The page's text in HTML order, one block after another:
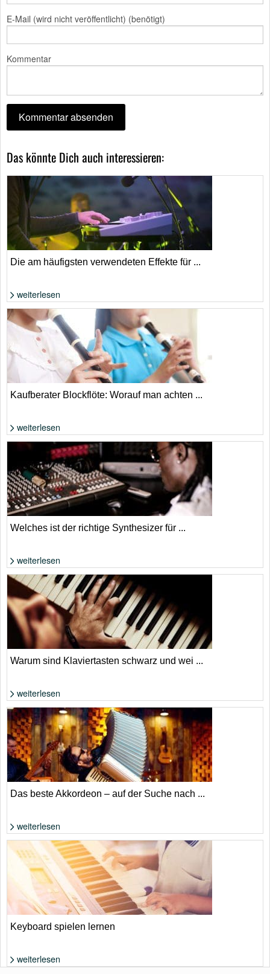
E-Mail (wird nicht veröffentlicht) (benötigt)
Kommentar
Das könnte Dich auch interessieren:
Effekte beim Synthesizer richtig einsetzen | Foto: Shutterstock von
LaineN
Die am häufigsten verwendeten Effekte für ...
weiterlesen
Foto: Shutterstock von KPG_Payless
Kaufberater Blockflöte: Worauf man achten ...
weiterlesen
Foto: Shutterstock von Yulai Studio
Welches ist der richtige Synthesizer für ...
weiterlesen
Foto: Shutterstock von iTref
Warum sind Klaviertasten schwarz und wei ...
weiterlesen
Foto: Shutterstock von Nomad_Soul
Das beste Akkordeon – auf der Suche nach ...
weiterlesen
Keyboard spielen lernen
weiterlesen